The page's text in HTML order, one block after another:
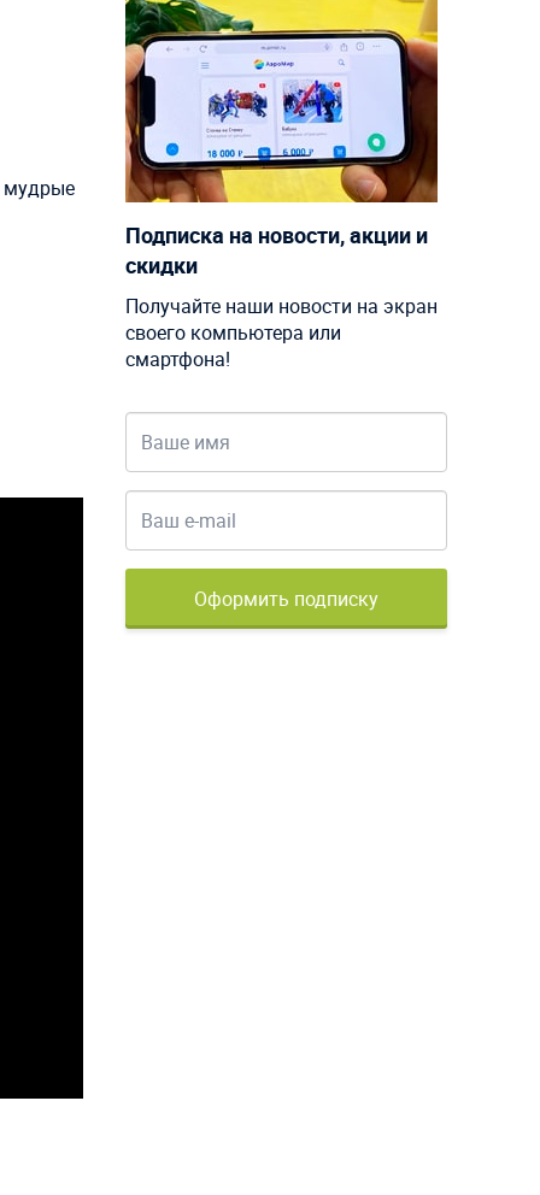
мудрые
Подписка на новости, акции и
скидки
Получайте наши новости на экран
своего компьютера или
смартфона!
Оформить подписку